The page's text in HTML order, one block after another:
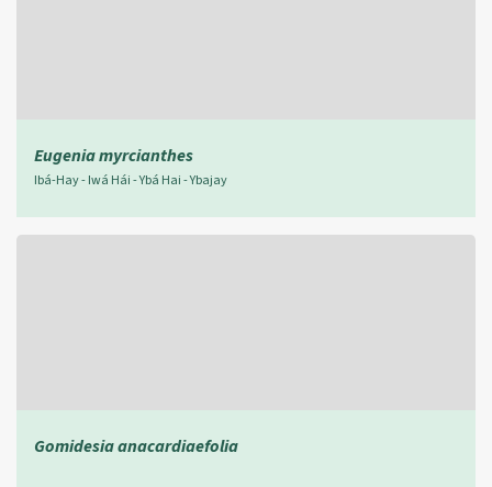
Eugenia myrcianthes
Ibá-Hay - Iwá Hái - Ybá Hai - Ybajay
Gomidesia anacardiaefolia